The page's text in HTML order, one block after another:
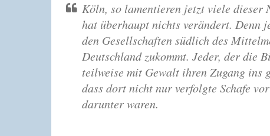
Köln, so lamentieren jetzt viele dieser
hat überhaupt nichts verändert. Denn
den Gesellschaften südlich des
Deutschland zukommt. Jeder, der die
teilweise mit Gewalt ihren Zugang ins
dass dort nicht nur verfolgte Schafe
darunter waren.